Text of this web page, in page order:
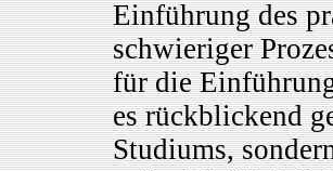
Einführung des
schwieriger
für die
es rückblickend
Studiums,